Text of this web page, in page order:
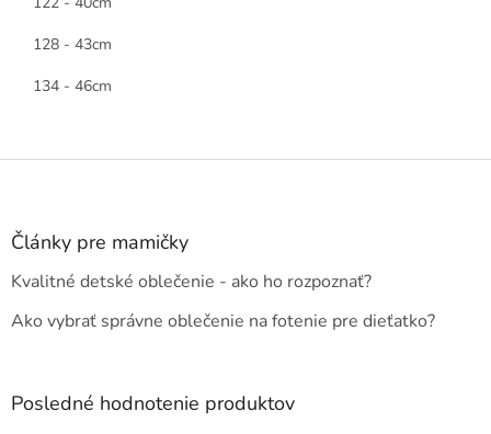
128 - 43cm
134 - 46cm
Z
Články pre mamičky
Kvalitné detské oblečenie - ako ho rozpoznať?
Ako vybrať správne oblečenie na fotenie pre dieťatko?
Posledné hodnotenie produktov